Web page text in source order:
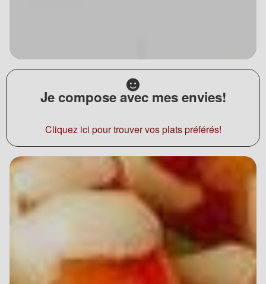
Je compose avec mes envies!
Cliquez ici pour trouver vos plats préférés!